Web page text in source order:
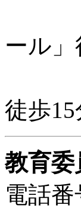
「
ール」
「
徒歩15
教育委
電話番